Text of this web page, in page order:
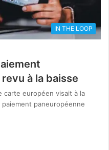
IN THE LOOP
à la baisse
carte européen visait à la
paneuropéenne